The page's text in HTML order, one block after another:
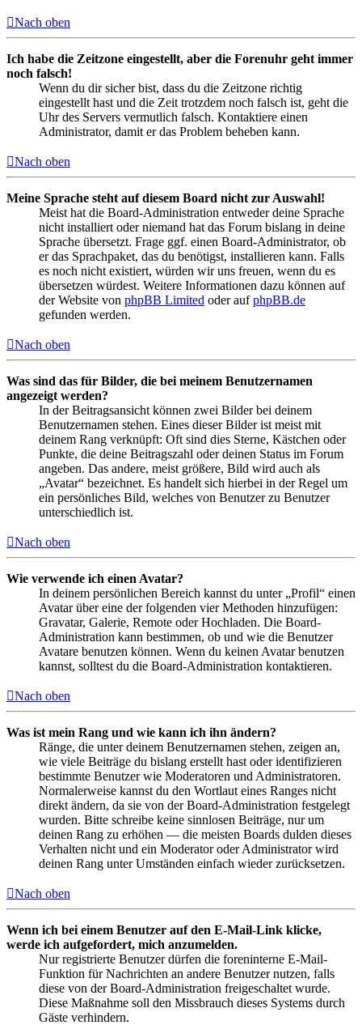
Nach oben
Ich habe die Zeitzone eingestellt, aber die Forenuhr geht immer
noch falsch!
Wenn du dir sicher bist, dass du die Zeitzone richtig
eingestellt hast und die Zeit trotzdem noch falsch ist, geht die
Uhr des Servers vermutlich falsch. Kontaktiere einen
Administrator, damit er das Problem beheben kann.
Nach oben
Meine Sprache steht auf diesem Board nicht zur Auswahl!
Meist hat die Board-Administration entweder deine Sprache
nicht installiert oder niemand hat das Forum bislang in deine
Sprache übersetzt. Frage ggf. einen Board-Administrator, ob
er das Sprachpaket, das du benötigst, installieren kann. Falls
es noch nicht existiert, würden wir uns freuen, wenn du es
übersetzen würdest. Weitere Informationen dazu können auf
der Website von phpBB Limited oder aufphpBB.de
gefunden werden.
Nach oben
Was sind das für Bilder, die bei meinem Benutzernamen
angezeigt werden?
In der Beitragsansicht können zwei Bilder bei deinem
Benutzernamen stehen. Eines dieser Bilder ist meist mit
deinem Rang verknüpft: Oft sind dies Sterne, Kästchen oder
Punkte, die deine Beitragszahl oder deinen Status im Forum
angeben. Das andere, meist größere, Bild wird auch als
„Avatar“ bezeichnet. Es handelt sich hierbei in der Regel um
ein persönliches Bild, welches von Benutzer zu Benutzer
unterschiedlich ist.
Nach oben
Wie verwende ich einen Avatar?
In deinem persönlichen Bereich kannst du unter „Profil“ einen
Avatar über eine der folgenden vier Methoden hinzufügen:
Gravatar, Galerie, Remote oder Hochladen. Die Board-
Administration kann bestimmen, ob und wie die Benutzer
Avatare benutzen können. Wenn du keinen Avatar benutzen
kannst, solltest du die Board-Administration kontaktieren.
Nach oben
Was ist mein Rang und wie kann ich ihn ändern?
Ränge, die unter deinem Benutzernamen stehen, zeigen an,
wie viele Beiträge du bislang erstellt hast oder identifizieren
bestimmte Benutzer wie Moderatoren und Administratoren.
Normalerweise kannst du den Wortlaut eines Ranges nicht
direkt ändern, da sie von der Board-Administration festgelegt
wurden. Bitte schreibe keine sinnlosen Beiträge, nur um
deinen Rang zu erhöhen — die meisten Boards dulden dieses
Verhalten nicht und ein Moderator oder Administrator wird
deinen Rang unter Umständen einfach wieder zurücksetzen.
Nach oben
Wenn ich bei einem Benutzer auf den E-Mail-Link klicke,
werde ich aufgefordert, mich anzumelden.
Nur registrierte Benutzer dürfen die foreninterne E-Mail-
Funktion für Nachrichten an andere Benutzer nutzen, falls
diese von der Board-Administration freigeschaltet wurde.
Diese Maßnahme soll den Missbrauch dieses Systems durch
Gäste verhindern.